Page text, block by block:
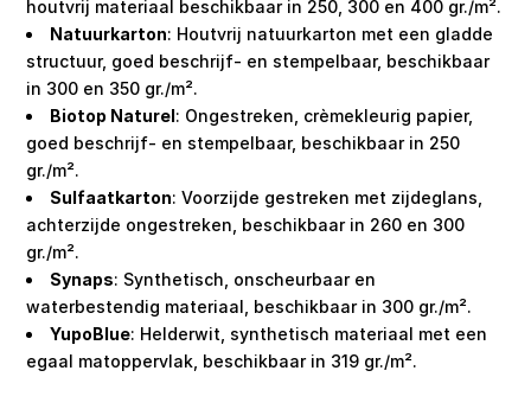
houtvrij materiaal beschikbaar in 250, 300 en 400 gr./m².
Natuurkarton: Houtvrij natuurkarton met een gladde
structuur, goed beschrijf- en stempelbaar, beschikbaar
in 300 en 350 gr./m².
Biotop Naturel: Ongestreken, crèmekleurig papier,
goed beschrijf- en stempelbaar, beschikbaar in 250
gr./m².
Sulfaatkarton: Voorzijde gestreken met zijdeglans,
achterzijde ongestreken, beschikbaar in 260 en 300
gr./m².
Synaps: Synthetisch, onscheurbaar en
waterbestendig materiaal, beschikbaar in 300 gr./m².
YupoBlue: Helderwit, synthetisch materiaal met een
egaal matoppervlak, beschikbaar in 319 gr./m².